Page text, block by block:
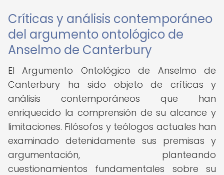
Críticas y análisis contemporáneo
del argumento ontológico de
Anselmo de Canterbury
El Argumento Ontológico de Anselmo de
Canterbury ha sido objeto de críticas y
análisis contemporáneos que han
enriquecido la comprensión de su alcance y
limitaciones. Filósofos y teólogos actuales han
examinado detenidamente sus premisas y
argumentación, planteando
cuestionamientos fundamentales sobre su